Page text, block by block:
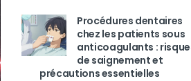
Procédures dentaires
chez les patients sous
anticoagulants :
de saignement et
précautions essentielles